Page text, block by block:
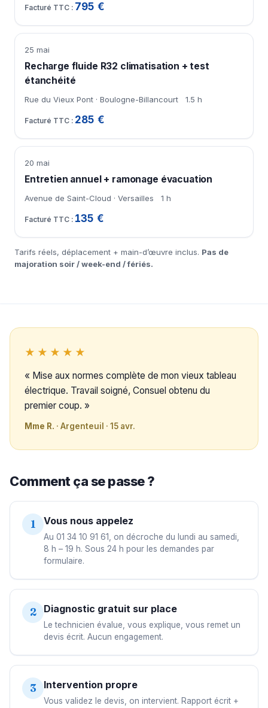
795 €
25 mai
Recharge fluide R32 climatisation + test
étanchéité
Rue du Vieux Pont · Boulogne-Billancourt 1.5 h
285 €
20 mai
Entretien annuel + ramonage évacuation
Avenue de Saint-Cloud · Versailles 1 h
135 €
Tarifs réels, déplacement + main-d’œuvre inclus. Pas de
majoration soir / week-end / fériés.
★★★★★
« Mise aux normes complète de mon vieux tableau
électrique. Travail soigné, Consuel obtenu du
premier coup. »
Mme R. · Argenteuil · 15 avr.
Comment ça se passe ?
1 Vous nous appelez
Au 01 34 10 91 61, on décroche du lundi au samedi,
8 h – 19 h. Sous 24 h pour les demandes par
formulaire.
2 Diagnostic gratuit sur place
Le technicien évalue, vous explique, vous remet un
devis écrit. Aucun engagement.
3 Intervention propre
Vous validez le devis, on intervient. Rapport écrit +